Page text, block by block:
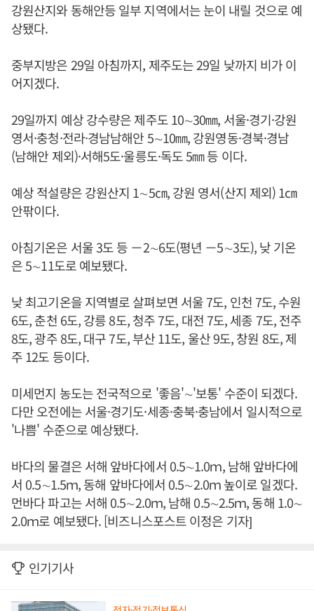
강원산지와 동해안등 일부 지역에서는 눈이 내릴 것으로 예
상됐다.
중부지방은 29일 아침까지, 제주도는 29일 낮까지 비가 이
어지겠다.
29일까지 예상 강수량은 제주도 10∼30㎜, 서울·경기·강원
영서·충청·전라·경남남해안 5∼10㎜, 강원영동·경북·경남
(남해안 제외)·서해5도·울릉도·독도 5㎜ 등 이다.
예상 적설량은 강원산지 1∼5㎝, 강원 영서(산지 제외) 1㎝
안팎이다.
아침기온은 서울 3도 등 －2∼6도(평년 －5∼3도), 낮 기온
은 5∼11도로 예보됐다.
낮 최고기온을 지역별로 살펴보면 서울 7도, 인천 7도, 수원
6도, 춘천 6도, 강릉 8도, 청주 7도, 대전 7도, 세종 7도, 전주
8도, 광주 8도, 대구 7도, 부산 11도, 울산 9도, 창원 8도, 제
주 12도 등이다.
미세먼지 농도는 전국적으로 '좋음'∼'보통' 수준이 되겠다.
다만 오전에는 서울·경기도·세종·충북·충남에서 일시적으로
'나쁨' 수준으로 예상됐다.
바다의 물결은 서해 앞바다에서 0.5∼1.0ｍ, 남해 앞바다에
서 0.5∼1.5ｍ, 동해 앞바다에서 0.5∼2.0ｍ 높이로 일겠다.
먼바다 파고는 서해 0.5∼2.0ｍ, 남해 0.5∼2.5ｍ, 동해 1.0∼
2.0ｍ로 예보됐다. [비즈니스포스트 이정은 기자]
인기기사